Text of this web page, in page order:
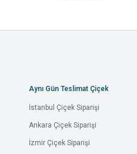
Aynı Gün Teslimat Çiçek
İstanbul Çiçek Siparişi
Ankara Çiçek Siparişi
İzmir Çiçek Siparişi